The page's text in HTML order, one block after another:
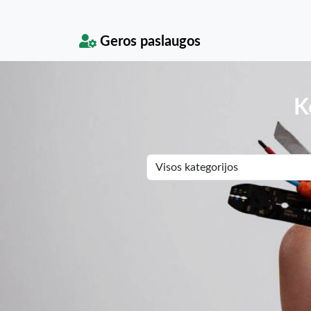
Geros paslaugos